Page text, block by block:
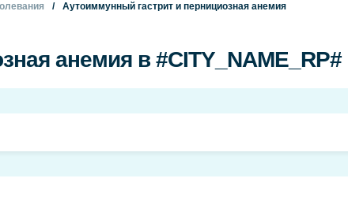
Аутоиммунный гастрит и пернициозная анемия
анемия в #CITY_NAME_RP#